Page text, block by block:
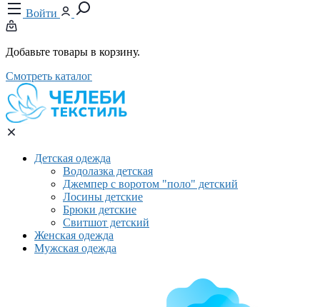
Войти
Добавьте товары в корзину.
Смотреть каталог
Детская одежда
Водолазка детская
Джемпер с воротом "поло" детский
Лосины детские
Брюки детские
Свитшот детский
Женская одежда
Мужская одежда